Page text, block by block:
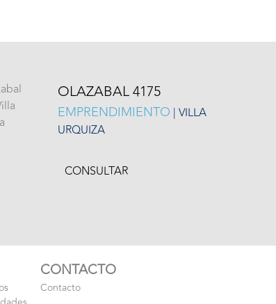
OLAZABAL 4175
EMPRENDIMIENTO | VILLA
URQUIZA
CONSULTAR
CONTACTO
Contacto